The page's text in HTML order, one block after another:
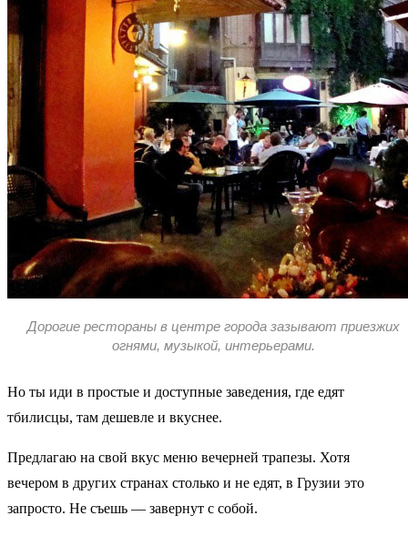
Дорогие рестораны в центре города зазывают приезжих
огнями, музыкой, интерьерами.
Но ты иди в простые и доступные заведения, где едят
тбилисцы, там дешевле и вкуснее.
Предлагаю на свой вкус меню вечерней трапезы. Хотя
вечером в других странах столько и не едят, в Грузии это
запросто. Не съешь — завернут с собой.